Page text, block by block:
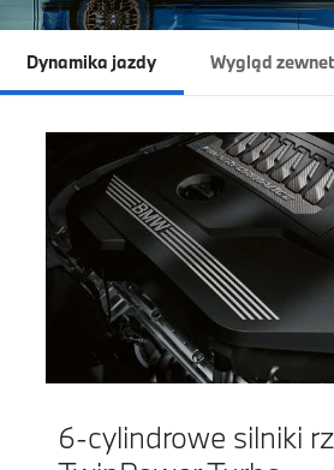
Dynamika jazdy Wygląd
6-cylindrowe silniki